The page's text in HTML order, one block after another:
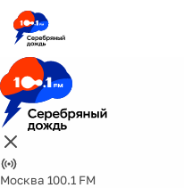
Москва 100.1 FM